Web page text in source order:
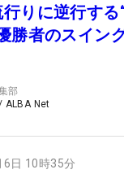
りに逆行する
勝者のスイング
部
ALBA Net
6日 10時35分